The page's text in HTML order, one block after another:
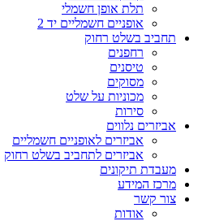
תלת אופן חשמלי
אופניים חשמליים יד 2
תחביב בשלט רחוק
רחפנים
טיסנים
מסוקים
מכוניות על שלט
סירות
אביזרים נלווים
אביזרים לאופניים חשמליים
אביזרים לתחביב בשלט רחוק
מעבדת תיקונים
מרכז המידע
צור קשר
אודות